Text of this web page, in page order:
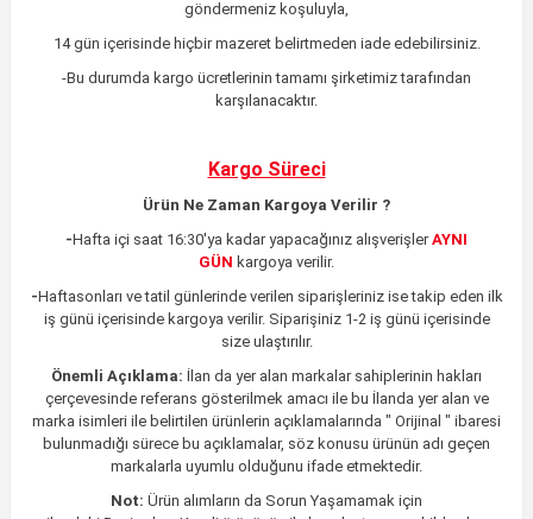
göndermeniz koşuluyla,
14 gün içerisinde hiçbir mazeret belirtmeden iade edebilirsiniz.
-Bu durumda kargo ücretlerinin tamamı şirketimiz tarafından
karşılanacaktır.
Kargo Süreci
Ürün Ne Zaman Kargoya Verilir ?
-Hafta içi saat 16:30'ya kadar yapacağınız alışverişler AYNI
GÜN kargoya verilir.
-Haftasonları ve tatil günlerinde verilen siparişleriniz ise takip eden ilk
iş günü içerisinde kargoya verilir. Siparişiniz 1-2 iş günü içerisinde
size ulaştırılır.
Önemli Açıklama: İlan da yer alan markalar sahiplerinin hakları
çerçevesinde referans gösterilmek amacı ile bu İlanda yer alan ve
marka isimleri ile belirtilen ürünlerin açıklamalarında " Orijinal " ibaresi
bulunmadığı sürece bu açıklamalar, söz konusu ürünün adı geçen
markalarla uyumlu olduğunu ifade etmektedir.
Not: Ürün alımların da Sorun Yaşamamak için